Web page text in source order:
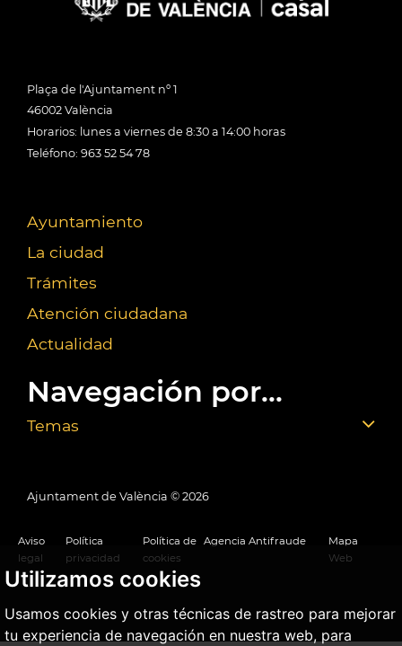
Utilizamos cookies
Usamos cookies y otras técnicas de rastreo para mejorar
tu experiencia de navegación en nuestra web, para
Plaça de l'Ajuntament nº 1
46002 València
Horarios: lunes a viernes de 8:30 a 14:00 horas
Teléfono: 963 52 54 78
Ayuntamiento
La ciudad
Trámites
Atención ciudadana
Actualidad
Navegación por...
Temas
Ajuntament de València © 2026
Aviso
legal
Política
privacidad
Política de
cookies
Agencia Antifraude
Mapa
Web